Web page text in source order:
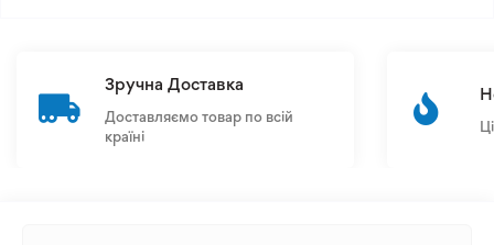
Зручна Доставка
Доставляємо товар по всій
країні